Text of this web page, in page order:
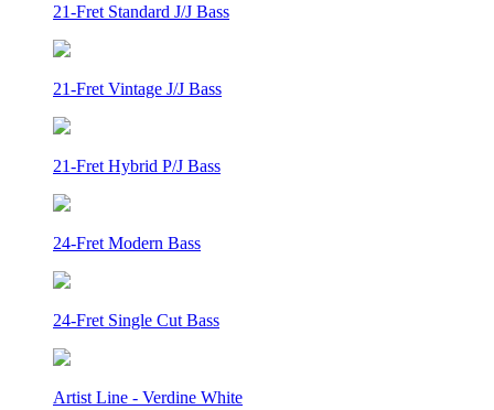
21-Fret Standard J/J Bass
21-Fret Vintage J/J Bass
21-Fret Hybrid P/J Bass
24-Fret Modern Bass
24-Fret Single Cut Bass
Artist Line - Verdine White